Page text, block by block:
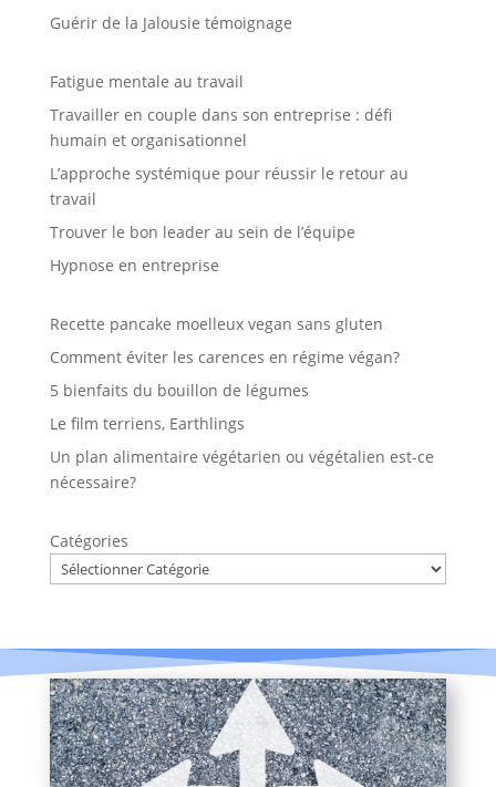
Guérir de la Jalousie témoignage
Fatigue mentale au travail
Travailler en couple dans son entreprise : défi
humain et organisationnel
L’approche systémique pour réussir le retour au
travail
Trouver le bon leader au sein de l’équipe
Hypnose en entreprise
Recette pancake moelleux vegan sans gluten
Comment éviter les carences en régime végan?
5 bienfaits du bouillon de légumes
Le film terriens, Earthlings
Un plan alimentaire végétarien ou végétalien est-ce
nécessaire?
Catégories